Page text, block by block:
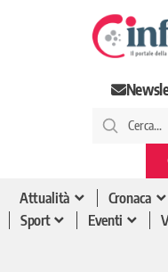
Attualità Cronaca
Sport
Eventi